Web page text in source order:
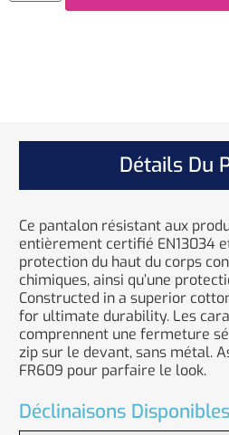
Détails Du
Ce pantalon résistant aux
entièrement certifié EN13034
protection du haut du corps
chimiques, ainsi qu’une
Constructed in a superior
for ultimate durability. Les
comprennent une fermeture
zip sur le devant, sans métal.
FR609 pour parfaire le look.
Déclinaisons Disponibles